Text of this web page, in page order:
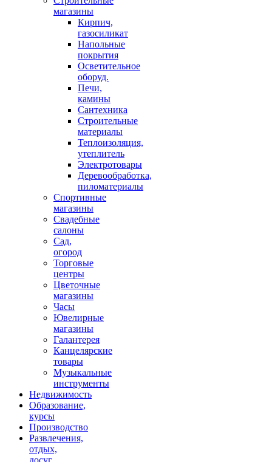
магазины
Кирпич,
газосиликат
Напольные
покрытия
Осветительное
оборуд.
Печи,
камины
Сантехника
Строительные
материалы
Теплоизоляция,
утеплитель
Электротовары
Деревообработка,
пиломатериалы
Спортивные
магазины
Свадебные
салоны
Сад,
огород
Торговые
центры
Цветочные
магазины
Часы
Ювелирные
магазины
Галантерея
Канцелярские
товары
Музыкальные
инструменты
Недвижимость
Образование,
курсы
Производство
Развлечения,
отдых,